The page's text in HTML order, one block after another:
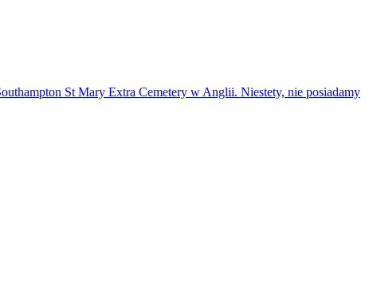
St Mary Extra Cemetery w Anglii. Niestety, nie posiadamy